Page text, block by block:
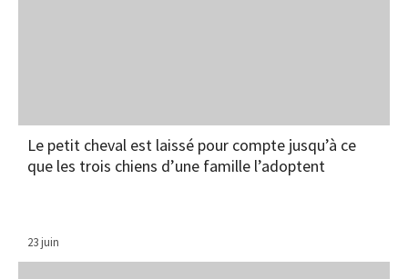
Le petit cheval est laissé pour compte jusqu’à ce
que les trois chiens d’une famille l’adoptent
23 juin